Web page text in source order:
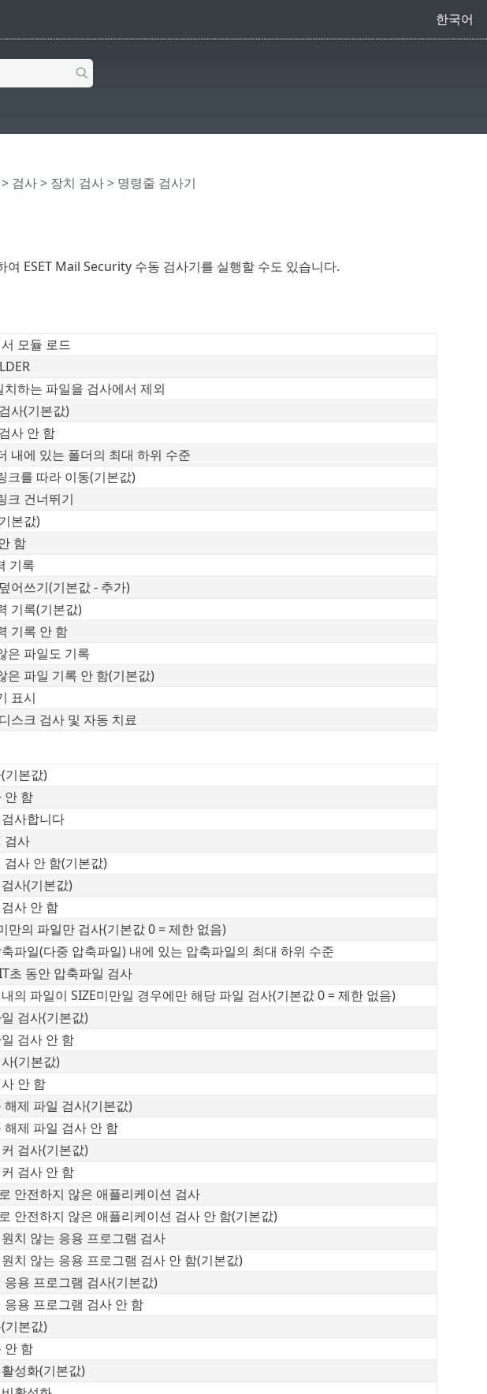
한국어
> 검사> 장치 검사> 명령줄 검사기
여 ESET Mail Security 수동 검사기를 실행할 수도 있습니다.
모듈 로드
치하는 파일을 검사에서 제외
사(기본값)
사 안 함
내에 있는 폴더의 최대 하위 수준
크를 따라 이동(기본값)
크 건너뛰기
본값)
함
기록
어쓰기(기본값 - 추가)
기록(기본값)
기록 안 함
은 파일도 기록
은 파일 기록 안 함(기본값)
표시
스크 검사 및 자동 치료
기본값)
안 함
사합니다
검사
검사 안 함(기본값)
사(기본값)
사 안 함
만의 파일만 검사(기본값 0 = 제한 없음)
파일(다중 압축파일) 내에 있는 압축파일의 최대 하위 수준
초 동안 압축파일 검사
의 파일이 SIZE미만일 경우에만 해당 파일 검사(기본값 0 = 제한 없음)
검사(기본값)
검사 안 함
(기본값)
안 함
해제 파일 검사(기본값)
해제 파일 검사 안 함
검사(기본값)
검사 안 함
안전하지 않은 애플리케이션 검사
안전하지 않은 애플리케이션 검사 안 함(기본값)
치 않는 응용 프로그램 검사
치 않는 응용 프로그램 검사 안 함(기본값)
응용 프로그램 검사(기본값)
응용 프로그램 검사 안 함
기본값)
안 함
성화(기본값)